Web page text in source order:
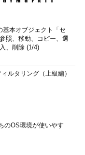
基本オブジェクト「セ
照、移動、コピー、選
、削除 (1/4)
ルタリング（上級編）
のOS環境が使いやす